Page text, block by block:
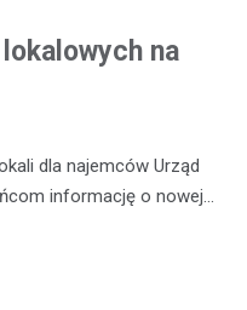
na
dla najemców Urząd
informację o nowej…